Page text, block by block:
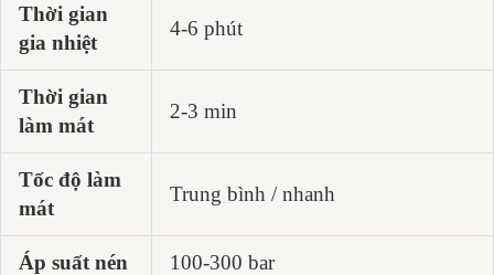
Thời gian
gia nhiệt
4-6 phút
Thời gian
làm mát
2-3 min
Tốc độ làm
mát
Trung bình / nhanh
Áp suất nén 100-300 bar